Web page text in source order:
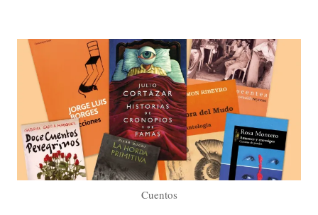
Cuentos